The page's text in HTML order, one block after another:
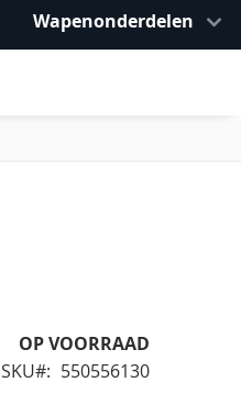
Wapenonderdelen
OP VOORRAAD
SKU
550556130